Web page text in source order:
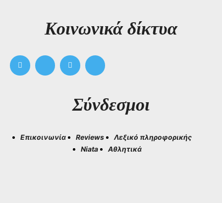
Kοινωνικά δίκτυα
Σύνδεσμοι
Επικοινωνία Reviews
Λεξικό πληροφορικής
Niata
Αθλητικά